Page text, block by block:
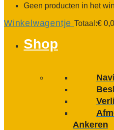
Geen producten in het
Winkelwagentje Totaal:€
Shop
Ankeren